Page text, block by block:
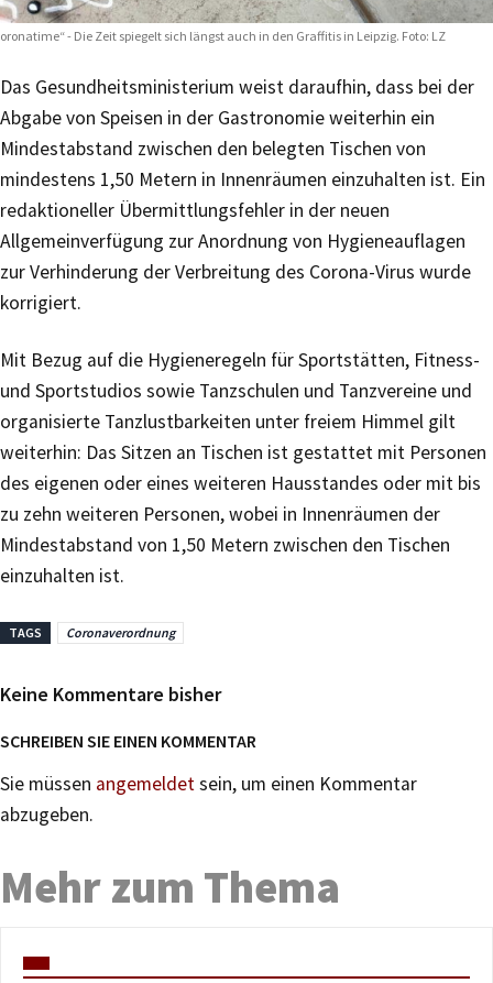
- Die Zeit spiegelt sich längst auch in den Graffitis in Leipzig. Foto: LZ
Das Gesundheitsministerium weist daraufhin, dass bei der
Abgabe von Speisen in der Gastronomie weiterhin ein
Mindestabstand zwischen den belegten Tischen von
mindestens 1,50 Metern in Innenräumen einzuhalten ist. Ein
redaktioneller Übermittlungsfehler in der neuen
Allgemeinverfügung zur Anordnung von Hygieneauflagen
zur Verhinderung der Verbreitung des Corona-Virus wurde
korrigiert.
Mit Bezug auf die Hygieneregeln für Sportstätten, Fitness-
und Sportstudios sowie Tanzschulen und Tanzvereine und
organisierte Tanzlustbarkeiten unter freiem Himmel gilt
weiterhin: Das Sitzen an Tischen ist gestattet mit Personen
des eigenen oder eines weiteren Hausstandes oder mit bis
zu zehn weiteren Personen, wobei in Innenräumen der
Mindestabstand von 1,50 Metern zwischen den Tischen
einzuhalten ist.
TAGS Coronaverordnung
Keine Kommentare bisher
SCHREIBEN SIE EINEN KOMMENTAR
Sie müssen angemeldetsein, um einen Kommentar
abzugeben.
Mehr zum Thema